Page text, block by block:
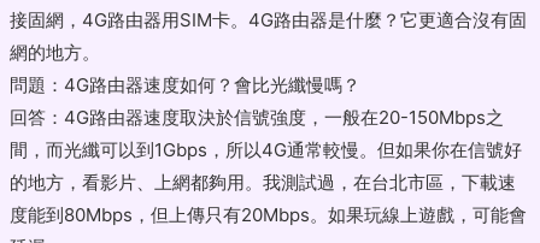
接固網，4G路由器用SIM卡。4G路由器是什麼？它更適合沒有固
網的地方。
問題：4G路由器速度如何？會比光纖慢嗎？
回答：4G路由器速度取決於信號強度，一般在20-150Mbps之
間，而光纖可以到1Gbps，所以4G通常較慢。但如果你在信號好
的地方，看影片、上網都夠用。我測試過，在台北市區，下載速
度能到80Mbps，但上傳只有20Mbps。如果玩線上遊戲，可能會